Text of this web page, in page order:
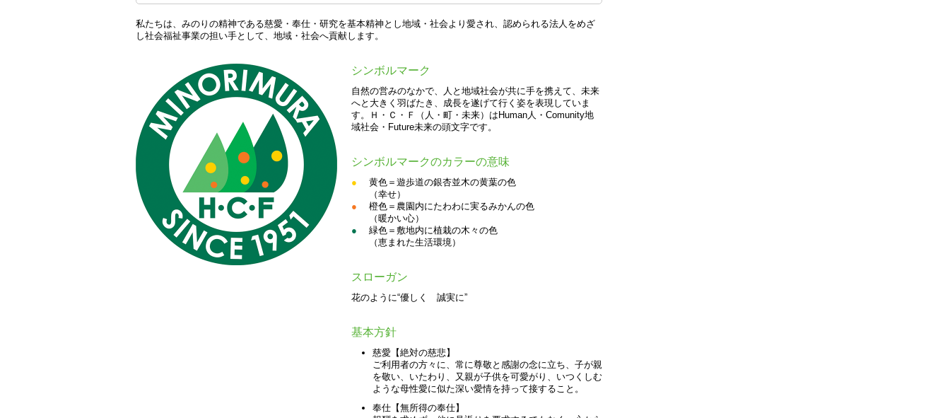
私たちは、みのりの精神である慈愛・奉仕・研究を基本精神とし地域・社会より愛され、認められる法人をめざ
し社会福祉事業の担い手として、地域・社会へ貢献します。
シンボルマーク
自然の営みのなかで、人と地域社会が共に手を携えて、未来
へと大きく羽ばたき、成長を遂げて行く姿を表現していま
す。Ｈ・Ｃ・Ｆ（人・町・未来）はHuman人・Comunity地
域社会・Future未来の頭文字です。
シンボルマークのカラーの意味
●
黄色＝遊歩道の銀杏並木の黄葉の色
（幸せ）
●
橙色＝農園内にたわわに実るみかんの色
（暖かい心）
●
緑色＝敷地内に植栽の木々の色
（恵まれた生活環境）
スローガン
花のように“優しく 誠実に”
基本方針
慈愛【絶対の慈悲】
ご利用者の方々に、常に尊敬と感謝の念に立ち、子が親
を敬い、いたわり、又親が子供を可愛がり、いつくしむ
ような母性愛に似た深い愛情を持って接すること。
奉仕【無所得の奉仕】